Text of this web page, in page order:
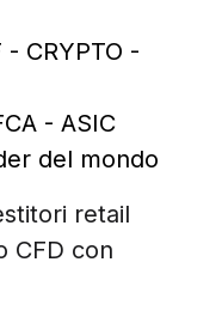
CRYPTO -
- ASIC
del mondo
retail
CFD con